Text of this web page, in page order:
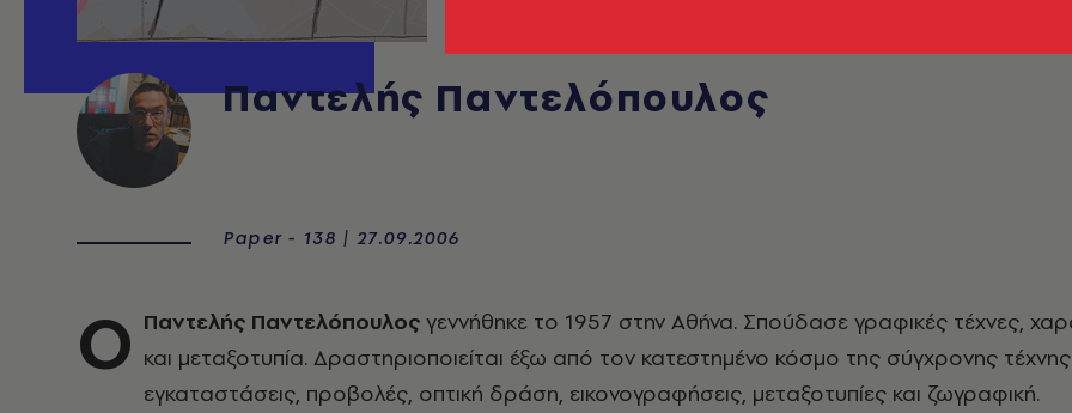
Παντελής Παντελόπουλος
Paper - 138 | 27.09.2006
Ο Παντελής Παντελόπουλος γεννήθηκε το 1957 στην Aθήνα. Σπούδασε γραφικές τέχνες,
και μεταξοτυπία. Δραστηριοποιείται έξω από τον κατεστημένο κόσμο της σύγχρονης
εγκαταστάσεις, προβολές, οπτική δράση, εικονογραφήσεις, μεταξοτυπίες και ζωγραφική.